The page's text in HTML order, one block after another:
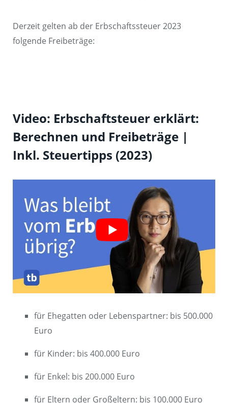
Derzeit gelten ab der Erbschaftssteuer 2023
folgende Freibeträge:
Video: Erbschaftsteuer erklärt:
Berechnen und Freibeträge |
Inkl. Steuertipps (2023)
für Ehegatten oder Lebenspartner: bis 500.000
Euro
für Kinder: bis 400.000 Euro
für Enkel: bis 200.000 Euro
für Eltern oder Großeltern: bis 100.000 Euro